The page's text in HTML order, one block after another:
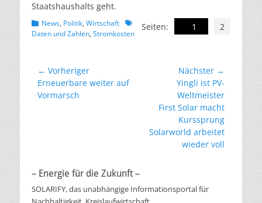
Staatshaushalts geht.
Seiten:
1 2
Kategorien
News, Politik, Wirtschaft Schlagworte
Daten und Zahlen, Stromkosten
Beitragsnavigation
← Vorheriger
Vorheriger
Beitrag:
Erneuerbare weiter auf
Vormarsch
Nächster →
Yingli ist PV-
Weltmeister
First Solar macht
Kurssprung
Solarworld arbeitet
wieder voll
– Energie für die Zukunft –
SOLARIFY, das unabhängige Informationsportal für